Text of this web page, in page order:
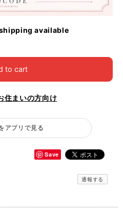
available
to cart
住まいの方向け
アプリで見る
Save
通報する